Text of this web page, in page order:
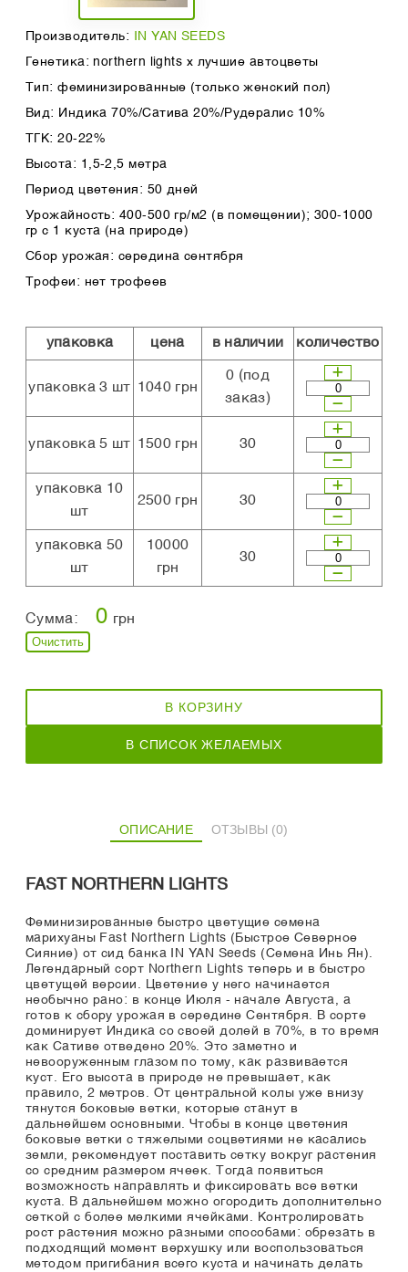
Производитель:
IN YAN SEEDS
Генетика: northern lights x лучшие автоцветы
Тип: феминизированные (только женский пол)
Вид: Индика 70%/Сатива 20%/Рудералис 10%
ТГК: 20-22%
Высота: 1,5-2,5 метра
Период цветения: 50 дней
Урожайность: 400-500 гр/м2 (в помещении); 300-1000
гр с 1 куста (на природе)
Сбор урожая: середина сентября
Трофеи: нет трофеев
упаковка цена в наличии количество
упаковка 3 шт 1040 грн
0 (под
заказ)
упаковка 5 шт 1500 грн 30
упаковка 10
шт
2500 грн 30
упаковка 50
шт
10000
грн
30
Сумма: 0 грн
Очистить
В КОРЗИНУ
В СПИСОК ЖЕЛАЕМЫХ
ОПИСАНИЕ ОТЗЫВЫ (0)
FAST NORTHERN LIGHTS
Феминизированные быстро цветущие семена
марихуаны Fast Northern Lights (Быстрое Северное
Сияние) от сид банка IN YAN Seeds (Семена Инь Ян).
Легендарный сорт Northern Lights теперь и в быстро
цветущей версии. Цветение у него начинается
необычно рано: в конце Июля - начале Августа, а
готов к сбору урожая в середине Сентября. В сорте
доминирует Индика со своей долей в 70%, в то время
как Сативе отведено 20%. Это заметно и
невооруженным глазом по тому, как развивается
куст. Его высота в природе не превышает, как
правило, 2 метров. От центральной колы уже внизу
тянутся боковые ветки, которые станут в
дальнейшем основными. Чтобы в конце цветения
боковые ветки с тяжелыми соцветиями не касались
земли, рекомендует поставить сетку вокруг растения
со средним размером ячеек. Тогда появиться
возможность направлять и фиксировать все ветки
куста. В дальнейшем можно огородить дополнительно
сеткой с более мелкими ячейками. Контролировать
рост растения можно разными способами: обрезать в
подходящий момент верхушку или воспользоваться
методом пригибания всего куста и начинать делать